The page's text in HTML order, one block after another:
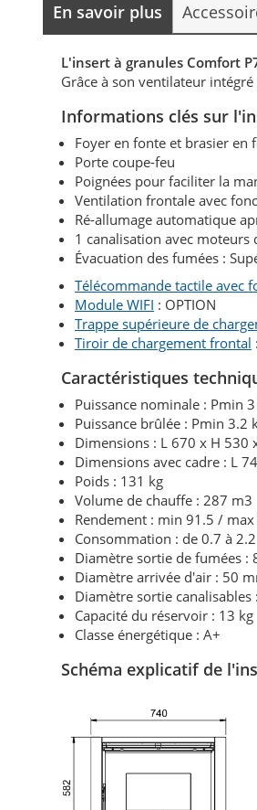
En savoir plus
L'insert à granules Comfort
Grâce à son ventilateur intégré
Informations clés sur
Foyer en fonte et brasier en
Porte coupe-feu
Poignées pour faciliter la
Ventilation frontale avec
Ré-allumage automatique
1 canalisation avec moteurs
Évacuation des fumées :
Télécommande tactile avec
Module WIFI : OPTION
Trappe supérieure de
Tiroir de chargement frontal
Caractéristiques
Puissance nominale : Pmin
Puissance brûlée : Pmin 3.2
Dimensions : L 670 x H 530
Dimensions avec cadre : L
Poids : 131 kg
Volume de chauffe : 287 m3
Rendement : min 91.5 / max
Consommation : de 0.7 à
Diamètre sortie de fumées :
Diamètre arrivée d'air : 50
Diamètre sortie canalisables
Capacité du réservoir : 13 kg
Classe énergétique : A+
Schéma explicatif de